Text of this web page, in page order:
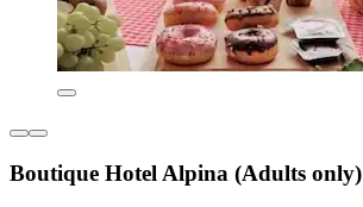
Boutique Hotel Alpina (Adults only)